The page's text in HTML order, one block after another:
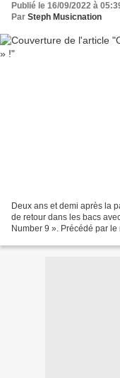
Publié le 16/09/2022 à
Par Steph Musicnation
Deux ans et demi après la
de retour dans les bacs
Number 9 ». Précédé par